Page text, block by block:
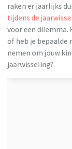
raken er jaarlijks
tijdens de
voor een dilemma.
of heb je bepaalde
nemen om jouw
jaarwisseling?